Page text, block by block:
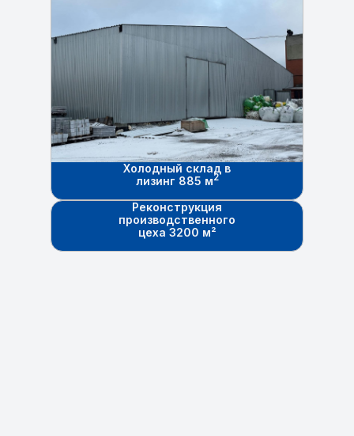
Холодный склад в
лизинг 885 м2
Реконструкция
производственного
цеха 3200 м²